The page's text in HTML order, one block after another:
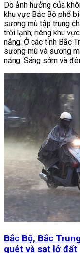
Do ảnh hưởng của
khu vực Bắc Bộ phổ
sương mù tập trung
trời lạnh; riêng khu
nắng. Ở các tỉnh Bắc
sương mù và sương
nắng. Sáng sớm và
Bắc Bộ, Bắc
quét và sạt lở đất